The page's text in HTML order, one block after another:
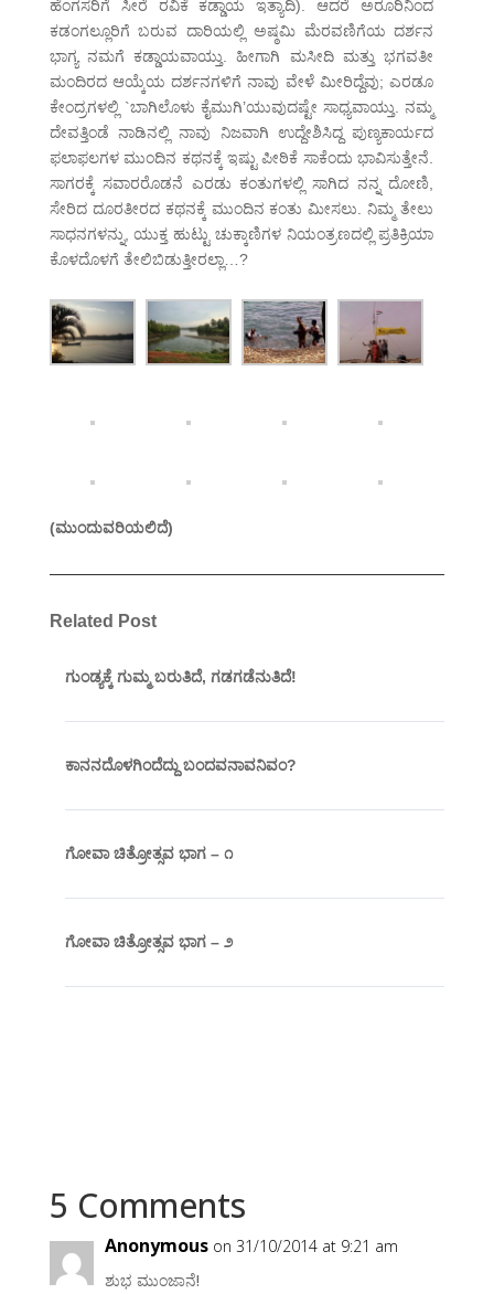
ಹೆಂಗಸರಿಗೆ ಸೀರೆ ರವಿಕೆ ಕಡ್ಡಾಯ ಇತ್ಯಾದಿ). ಆದರೆ ಅರೂರಿನಿಂದ
ಕಡಂಗಲ್ಲೂರಿಗೆ ಬರುವ ದಾರಿಯಲ್ಲಿ ಅಷ್ಠಮಿ ಮೆರವಣಿಗೆಯ ದರ್ಶನ
ಭಾಗ್ಯ ನಮಗೆ ಕಡ್ಡಾಯವಾಯ್ತು. ಹೀಗಾಗಿ ಮಸೀದಿ ಮತ್ತು ಭಗವತೀ
ಮಂದಿರದ ಆಯ್ಕೆಯ ದರ್ಶನಗಳಿಗೆ ನಾವು ವೇಳೆ ಮೀರಿದ್ದೆವು; ಎರಡೂ
ಕೇಂದ್ರಗಳಲ್ಲಿ `ಬಾಗಿಲೊಳು ಕೈಮುಗಿ’ಯುವುದಷ್ಟೇ ಸಾಧ್ಯವಾಯ್ತು. ನಮ್ಮ
ದೇವತ್ತಿಂಡೆ ನಾಡಿನಲ್ಲಿ ನಾವು ನಿಜವಾಗಿ ಉದ್ದೇಶಿಸಿದ್ದ ಪುಣ್ಯಕಾರ್ಯದ
ಫಲಾಫಲಗಳ ಮುಂದಿನ ಕಥನಕ್ಕೆ ಇಷ್ಟು ಪೀಠಿಕೆ ಸಾಕೆಂದು ಭಾವಿಸುತ್ತೇನೆ.
ಸಾಗರಕ್ಕೆ ಸವಾರರೊಡನೆ ಎರಡು ಕಂತುಗಳಲ್ಲಿ ಸಾಗಿದ ನನ್ನ ದೋಣಿ,
ಸೇರಿದ ದೂರತೀರದ ಕಥನಕ್ಕೆ ಮುಂದಿನ ಕಂತು ಮೀಸಲು. ನಿಮ್ಮ ತೇಲು
ಸಾಧನಗಳನ್ನು, ಯುಕ್ತ ಹುಟ್ಟು ಚುಕ್ಕಾಣಿಗಳ ನಿಯಂತ್ರಣದಲ್ಲಿ ಪ್ರತಿಕ್ರಿಯಾ
ಕೊಳದೊಳಗೆ ತೇಲಿಬಿಡುತ್ತೀರಲ್ಲಾ…?
(ಮುಂದುವರಿಯಲಿದೆ)
Related Post
ಗುಂಡ್ಯಕ್ಕೆ ಗುಮ್ಮ ಬರುತಿದೆ, ಗಡಗಡೆನುತಿದೆ!
ಕಾನನದೊಳಗಿಂದೆದ್ದು ಬಂದವನಾವನಿವಂ?
ಗೋವಾ ಚಿತ್ರೋತ್ಸವ ಭಾಗ – ೧
ಗೋವಾ ಚಿತ್ರೋತ್ಸವ ಭಾಗ – ೨
5 Comments
Anonymous on 31/10/2014 at 9:21 am
ಶುಭ ಮುಂಜಾನೆ!